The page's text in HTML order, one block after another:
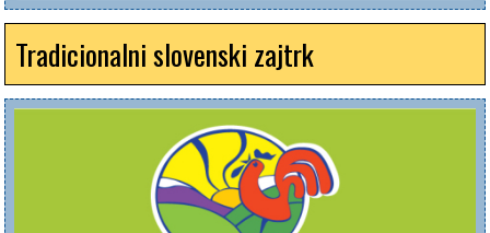
Tradicionalni slovenski zajtrk